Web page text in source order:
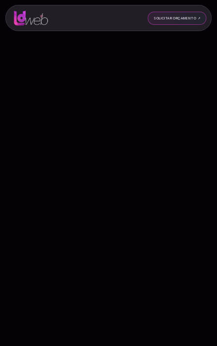
SOLICITAR ORÇAMENTO ↗